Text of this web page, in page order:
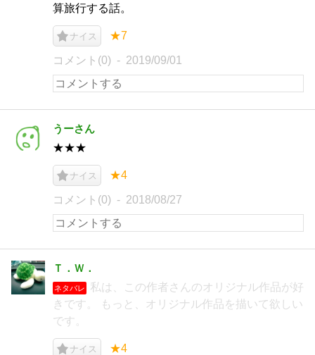
算旅行する話。
ナイス ★7
コメント(0) 2019/09/01
うーさん
★★★
ナイス ★4
コメント(0) 2018/08/27
Ｔ．Ｗ．
ネタバレ
私は、この作者さんのオリジナル作品が好
きです。 もっと、オリジナル作品を描いて欲しい
です。
ナイス ★4